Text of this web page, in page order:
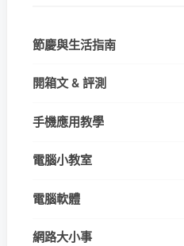
節慶與生活指南
開箱文 & 評測
手機應用教學
電腦小教室
電腦軟體
網路大小事